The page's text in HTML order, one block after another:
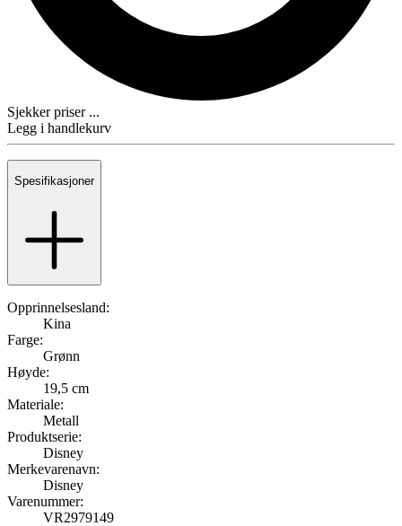
Sjekker priser ...
Legg i handlekurv
Spesifikasjoner
Opprinnelsesland:
Kina
Farge:
Grønn
Høyde:
19,5 cm
Materiale:
Metall
Produktserie:
Disney
Merkevarenavn:
Disney
Varenummer:
VR2979149